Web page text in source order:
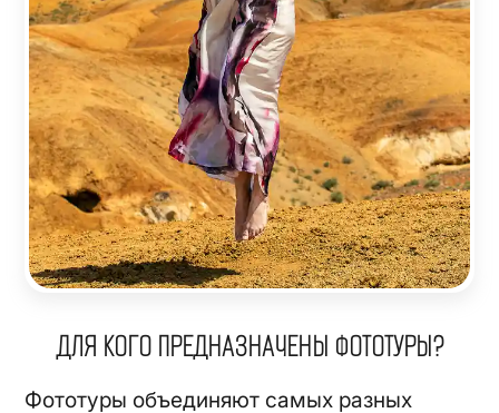
ДЛЯ КОГО ПРЕДНАЗНАЧЕНЫ ФОТОТУРЫ?
Фототуры объединяют самых разных